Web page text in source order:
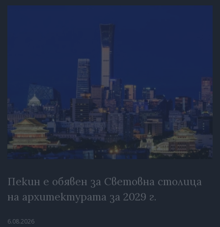
Пекин е обявен за Световна столица
на архитектурата за 2029 г.
6.08.2026